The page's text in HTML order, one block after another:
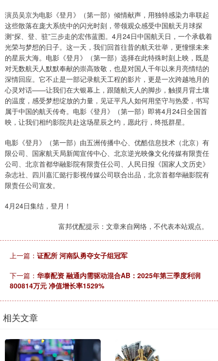
演员吴京为电影《登月》（第一部）倾情献声，用独特感染力串联起
这些散落在庞大系统中的闪光时刻，带领观众感受中国航天月球探
测“探、登、驻”三步走的宏伟蓝图。4月24日中国航天日，一个承载着
光荣与梦想的日子。这一天，我们回首往昔的航天壮举，更憧憬未来
的星辰大海。电影《登月》（第一部）选择在此特殊时刻上映，既是
对无数航天人默默奉献的崇高致敬，也是对国人千年以来月亮情结的
深情回应。它不止是一部记录航天工程的影片，更是一次跨越地月的
心灵对话——让我们在大银幕上，跟随航天人的脚步，触摸月背土壤
的温度，感受梦想绽放的力量，见证平凡人如何用坚守与热爱，书写
属于中国的航天传奇。电影《登月》（第一部）即将4月24日全国首
映，让我们相约影院共赴这场星辰之约，愿此行，终抵群星。
电影《登月》（第一部）由五洲传播中心、优酷信息技术（北京）有
限公司、国家航天局新闻宣传中心、北京逆光映像文化传媒有限责任
公司、北京首都华融影院有限责任公司、人民日报《国家人文历史》
杂志社、四川嘉汇懿行影视传媒公司联合出品，北京首都华融影院有
限责任公司宣发。
4月24日集结，登月！
富邦优配提示：文章来自网络，不代表本站观点。
上一篇： 证配所 河南队勇夺女子组冠军
下一篇： 华泰配资 融通内需驱动混合AB：2025年第三季度利润
800814万元 净值增长率1529%
相关文章